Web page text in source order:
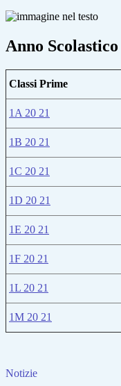
Anno Scolastico
Classi Prime
1A 20 21
1B 20 21
1C 20 21
1D 20 21
1E 20 21
1F 20 21
1L 20 21
1M 20 21
Notizie